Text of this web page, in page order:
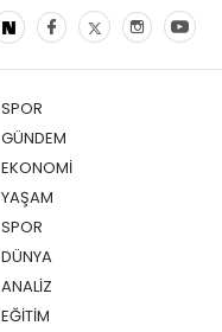
SPOR
GÜNDEM
EKONOMİ
YAŞAM
SPOR
DÜNYA
ANALİZ
EĞİTİM